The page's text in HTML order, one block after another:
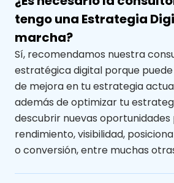
tengo una Estrategia
marcha?
Sí, recomendamos nuestra
estratégica digital porque
de mejora en tu estrategia
además de optimizar tu
descubrir nuevas
rendimiento, visibilidad,
o conversión, entre muchas